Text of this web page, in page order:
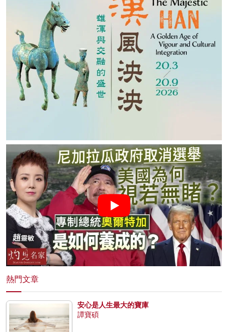
熱門文章
安心是人生最大的寶庫
譚寶碩